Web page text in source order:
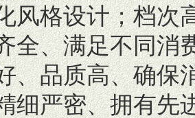
风格设计；档次
全、满足不同消
、品质高、确保
细严密、拥有先